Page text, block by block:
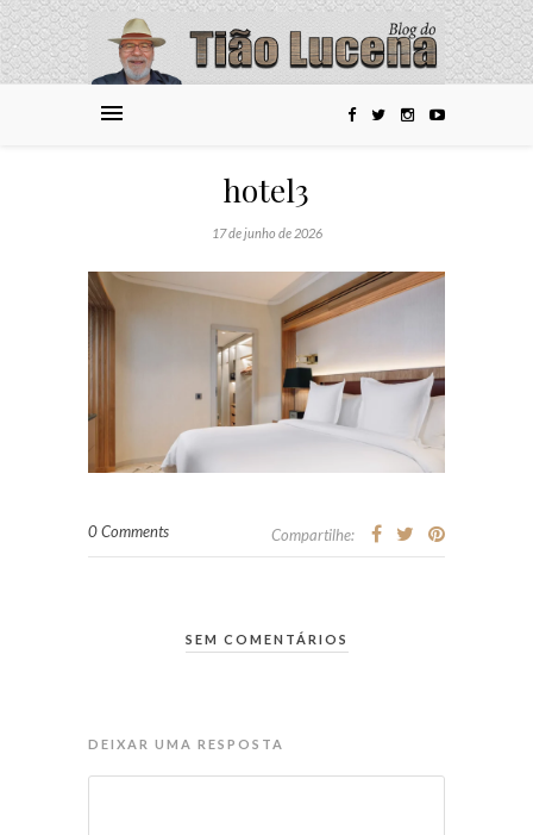
hotel3
17 de junho de 2026
0 Comments Compartilhe:
SEM COMENTÁRIOS
DEIXAR UMA RESPOSTA